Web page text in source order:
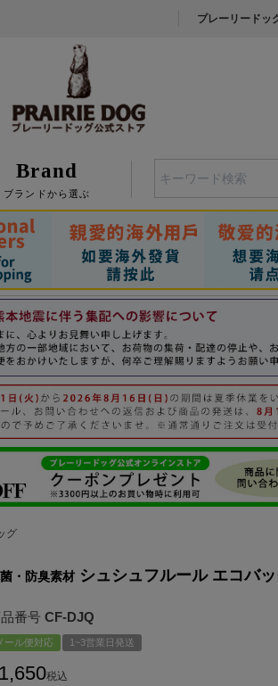
プレーリードッ
Brand
ブランドから選ぶ
グ
・防臭素材 シュシュフルール エコバ
番号 CF-DJQ
ール便対応 1~3営業日発送
1,650税込